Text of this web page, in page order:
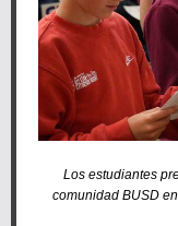
Los estudiantes
comunidad BUSD